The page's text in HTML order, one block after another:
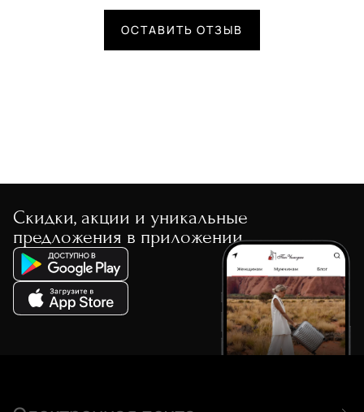
ОСТАВИТЬ ОТЗЫВ
Скидки, акции и уникальные
предложения в приложении